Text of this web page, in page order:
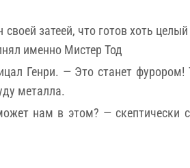
затеей, что готов хоть
именно Мистер Тод
Генри. — Это станет
металла.
нам в этом? — скептически